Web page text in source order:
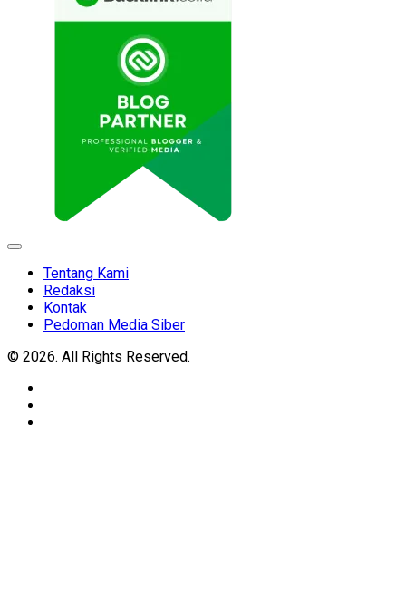
Expand
Tentang Kami
Redaksi
Kontak
Pedoman Media Siber
© 2026. All Rights Reserved.